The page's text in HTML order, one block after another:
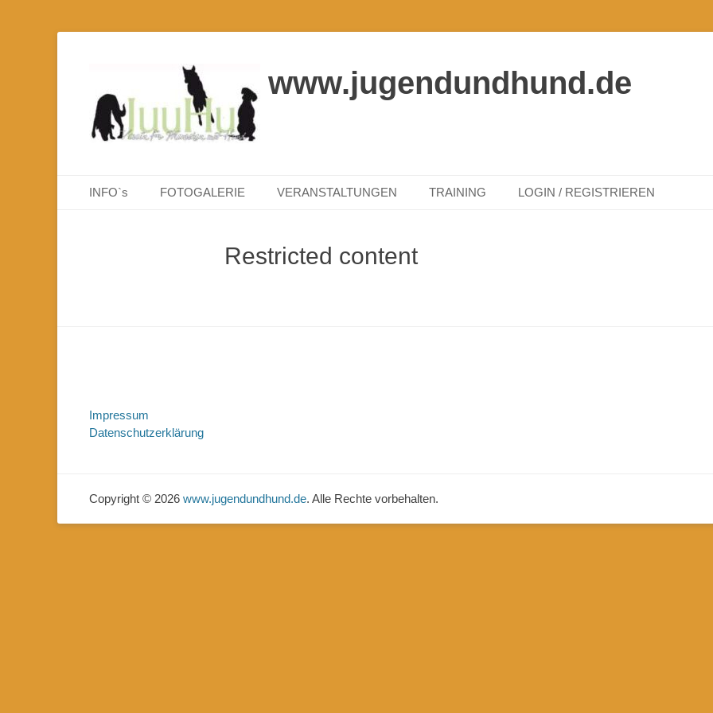
www.jugendundhund.de
Primäres Menü
Inhalt
INFO`s FOTOGALERIE VERANSTALTUNGEN TRAINING LOGIN / REGISTRIEREN
Restricted content
Impressum
Datenschutzerklärung
Copyright © 2026 www.jugendundhund.de. Alle Rechte vorbehalten.